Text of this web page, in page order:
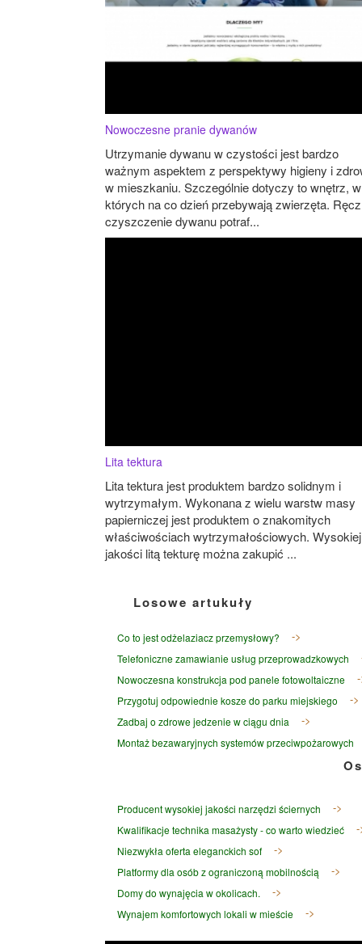
Nowoczesne pranie dywanów
Utrzymanie dywanu w czystości jest bardzo
ważnym aspektem z perspektywy higieny i
w mieszkaniu. Szczególnie dotyczy to wnętrz, w
których na co dzień przebywają zwierzęta.
czyszczenie dywanu potraf...
Lita tektura
Lita tektura jest produktem bardzo solidnym i
wytrzymałym. Wykonana z wielu warstw masy
papierniczej jest produktem o znakomitych
właściwościach wytrzymałościowych. Wysokiej
jakości litą tekturę można zakupić ...
Losowe artukuły
Co to jest odżelaziacz przemysłowy?
Telefoniczne zamawianie usług przeprowadzkowych
Nowoczesna konstrukcja pod panele fotowoltaiczne
Przygotuj odpowiednie kosze do parku miejskiego
Zadbaj o zdrowe jedzenie w ciągu dnia
Montaż bezawaryjnych systemów przeciwpożarowych
Producent wysokiej jakości narzędzi ściernych
Kwalifikacje technika masażysty - co warto wiedzieć
Niezwykła oferta eleganckich sof
Platformy dla osób z ograniczoną mobilnością
Domy do wynajęcia w okolicach.
Wynajem komfortowych lokali w mieście